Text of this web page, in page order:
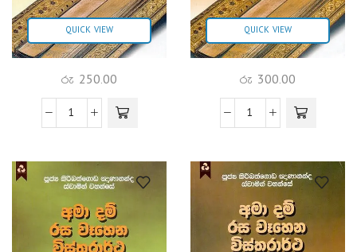
QUICK VIEW
රු 250.00
QUICK VIEW
රු 300.00